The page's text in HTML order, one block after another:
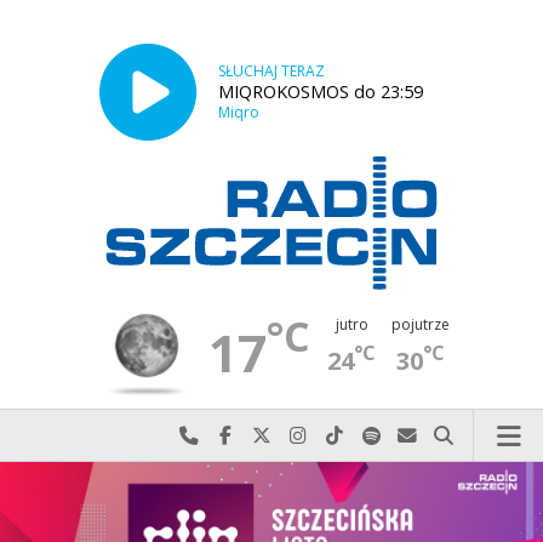
SŁUCHAJ TERAZ
MIQROKOSMOS do 23:59
Miqro
17°C jutro
24°C
pojutrze
30°C
Najlepiej po prostu do nas zadzwoń
Odwiedź nas na Facebook-u
Odwiedź nas na X
Odwiedź nas na Instagram-ie
Odwiedź nas na TikTok-u
Szukaj nas na Spotify
Wyślij do nas
Szukaj